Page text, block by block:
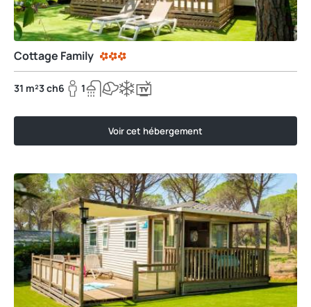
Cottage Family
31 m²3 ch6 1
Voir cet hébergement